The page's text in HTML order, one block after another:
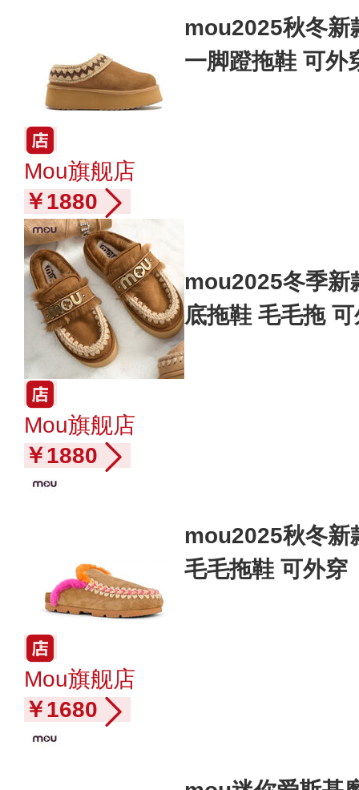
mou2025秋冬新
一脚蹬拖鞋 可外
Mou旗舰店
￥1880
mou2025冬季新
底拖鞋 毛毛拖
Mou旗舰店
￥1880
mou2025秋冬新
毛毛拖鞋 可外穿
Mou旗舰店
￥1680